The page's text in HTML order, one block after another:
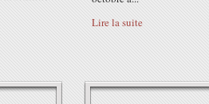
Lire la suite